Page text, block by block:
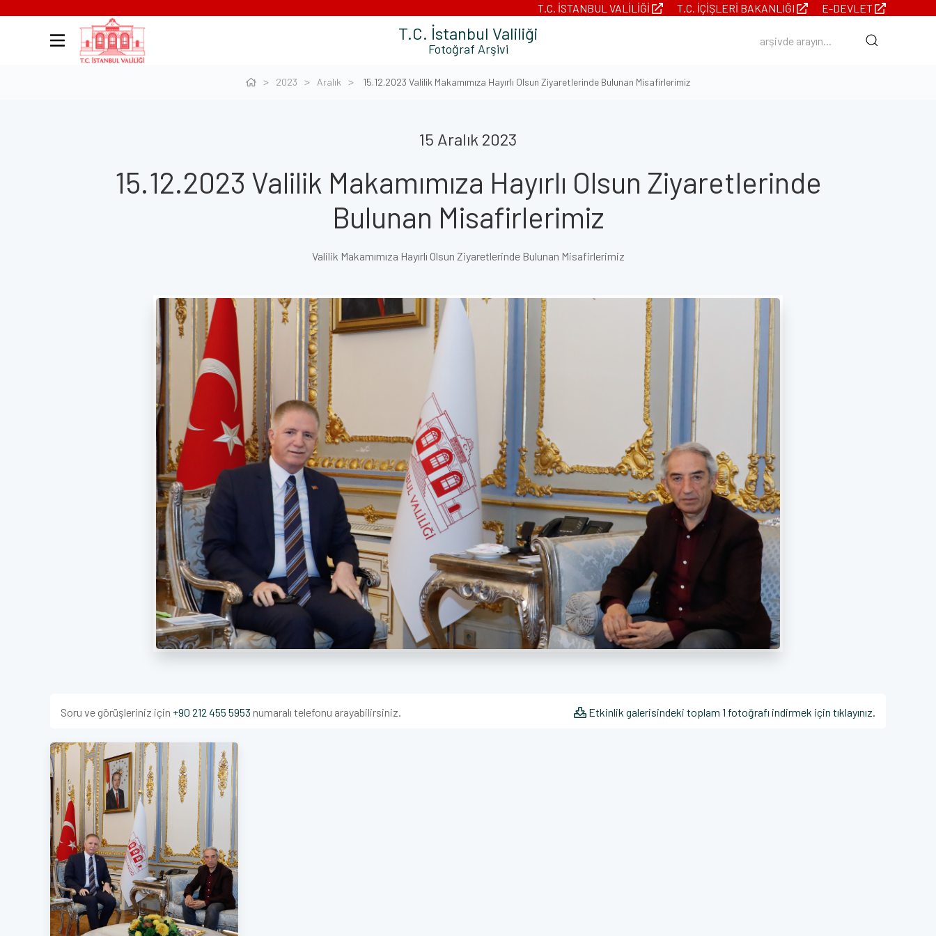
T.C. İSTANBUL VALILIĞI T.C. İÇIŞLERI BAKANLIĞI E-DEVLET
T.C. İstanbul Valiliği
Fotoğraf Arşivi
2023 Aralık 15.12.2023 Valilik Makamımıza Hayırlı Olsun Ziyaretlerinde Bulunan Misafirlerimiz
15 Aralık 2023
15.12.2023 Valilik Makamımıza Hayırlı Olsun Ziyaretlerinde
Bulunan Misafirlerimiz
Valilik Makamımıza Hayırlı Olsun Ziyaretlerinde Bulunan Misafirlerimiz
Soru ve görüşleriniz için +90 212 455 5953 numaralı telefonu arayabilirsiniz. Etkinlik galerisindeki toplam 1 fotoğrafı indirmek için tıklayınız.